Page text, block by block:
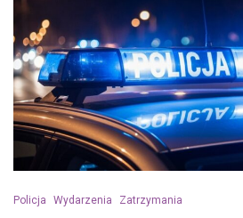
Policja Wydarzenia Zatrzymania